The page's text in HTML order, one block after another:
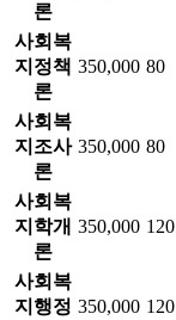
론
사회복
지정책
론
350,000 80
사회복
지조사
론
350,000 80
사회복
지학개
론
350,000 120
사회복
지행정 350,000 120